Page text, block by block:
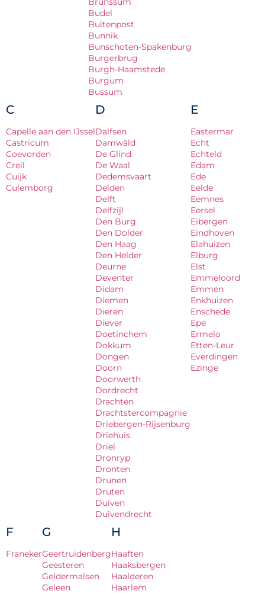
Budel
Buitenpost
Bunnik
Bunschoten-Spakenburg
Burgerbrug
Burgh-Haamstede
Burgum
Bussum
C
Capelle aan den IJssel
Castricum
Coevorden
Creil
Cuijk
Culemborg
D
Dalfsen
Damwâld
De Glind
De Waal
Dedemsvaart
Delden
Delft
Delfzijl
Den Burg
Den Dolder
Den Haag
Den Helder
Deurne
Deventer
Didam
Diemen
Dieren
Diever
Doetinchem
Dokkum
Dongen
Doorn
Doorwerth
Dordrecht
Drachten
Drachtstercompagnie
Driebergen-Rijsenburg
Driehuis
Driel
Dronryp
Dronten
Drunen
Druten
Duiven
Duivendrecht
E
Eastermar
Echt
Echteld
Edam
Ede
Eelde
Eemnes
Eersel
Eibergen
Eindhoven
Elahuizen
Elburg
Elst
Emmeloord
Emmen
Enkhuizen
Enschede
Epe
Ermelo
Etten-Leur
Everdingen
Ezinge
F
Franeker
G
Geertruidenberg
Geesteren
Geldermalsen
Geleen
H
Haaften
Haaksbergen
Haalderen
Haarlem